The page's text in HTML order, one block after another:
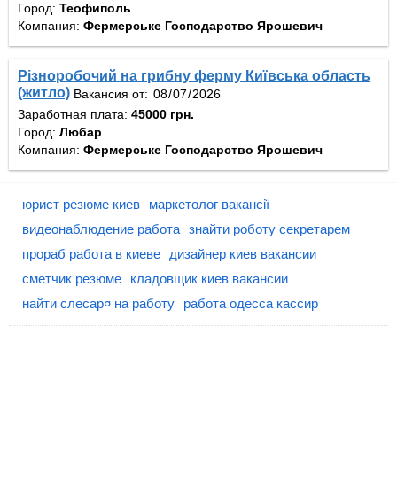
Город: Теофиполь
Компания: Фермерське Господарство Ярошевич
Різноробочий на грибну ферму Київська область
(житло) Вакансия от:
Заработная плата: 45000 грн.
Город: Любар
Компания: Фермерське Господарство Ярошевич
юрист резюме киев
маркетолог вакансії
видеонаблюдение работа знайти роботу секретарем
прораб работа в киеве
дизайнер киев вакансии
сметчик резюме
кладовщик киев вакансии
найти слесар¤ на работу
работа одесса кассир